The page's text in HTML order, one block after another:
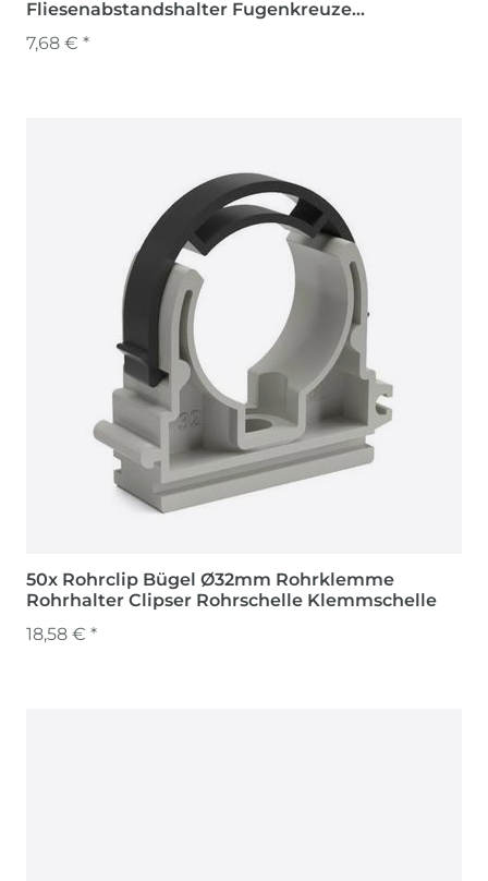
Fliesenabstandshalter Fugenkreuze
7,68 € *
50x Rohrclip Bügel Ø32mm Rohrklemme
Rohrhalter Clipser Rohrschelle Klemmschelle
18,58 € *